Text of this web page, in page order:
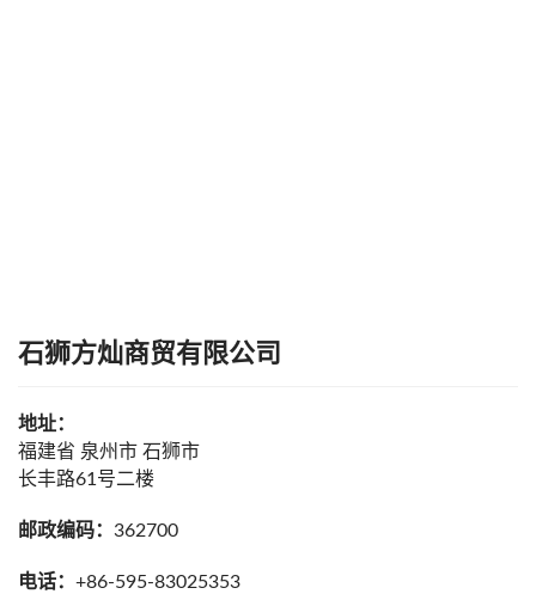
石狮方灿商贸有限公司
地址：
福建省 泉州市 石狮市
长丰路61号二楼
邮政编码： 362700
电话： +86-595-83025353